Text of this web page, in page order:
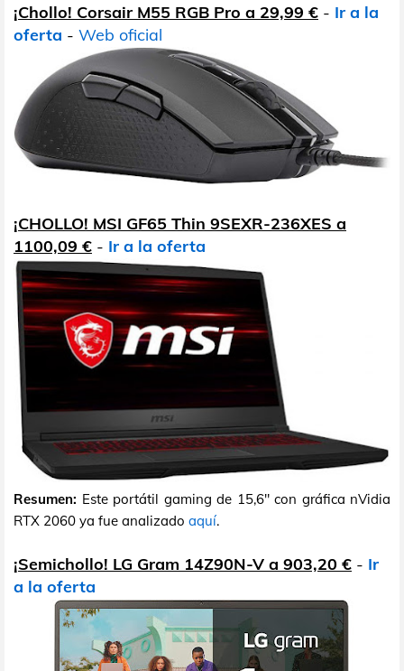
¡Chollo! Corsair M55 RGB Pro a 29,99 € - Ir a la
oferta - Web oficial
¡CHOLLO! MSI GF65 Thin 9SEXR-236XES a
1100,09 € - Ir a la oferta
Resumen: Este portátil gaming de 15,6" con gráfica nVidia
RTX 2060 ya fue analizado aquí.
¡Semichollo! LG Gram 14Z90N-V a 903,20 € - Ir
a la oferta